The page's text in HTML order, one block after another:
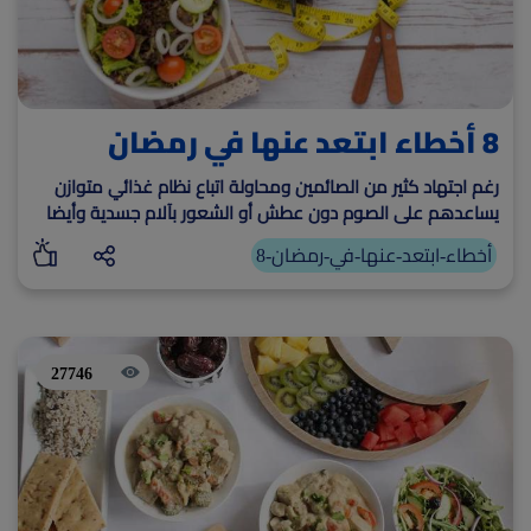
8 أخطاء ابتعد عنها في رمضان
رغم اجتهاد كثير من الصائمين ومحاولة اتباع نظام غذائي متوازن
يساعدهم على الصوم دون عطش أو الشعور بآلام جسدية وأيضا
التقرب إلى الله في شهر العبادة
8-أخطاء-ابتعد-عنها-في-رمضان
27746